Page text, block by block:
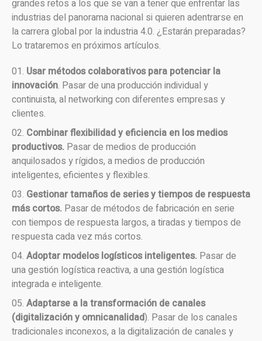
grandes retos a los que se van a tener que enfrentar las
industrias del panorama nacional si quieren adentrarse en
la carrera global por la industria 4.0. ¿Estarán preparadas?
Lo trataremos en próximos artículos.
Usar métodos colaborativos para potenciar la
innovación. Pasar de una producción individual y
continuista, al networking con diferentes empresas y
clientes.
Combinar flexibilidad y eficiencia en los medios
productivos. Pasar de medios de producción
anquilosados y rígidos, a medios de producción
inteligentes, eficientes y flexibles.
Gestionar tamaños de series y tiempos de respuesta
más cortos. Pasar de métodos de fabricación en serie
con tiempos de respuesta largos, a tiradas y tiempos de
respuesta cada vez más cortos.
Adoptar modelos logísticos inteligentes. Pasar de
una gestión logística reactiva, a una gestión logística
integrada e inteligente.
Adaptarse a la transformación de canales
(digitalización y omnicanalidad). Pasar de los canales
tradicionales inconexos, a la digitalización de canales y